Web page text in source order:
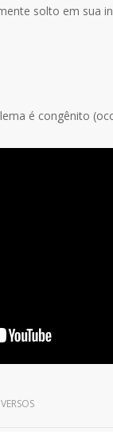
solto em sua
é congênito